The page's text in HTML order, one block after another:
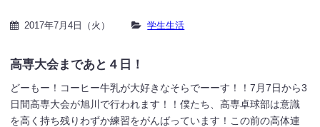
2017年7月4日（火） 学生生活
高専大会まであと４日！
どーもー！コーヒー牛乳が大好きなそらでーーす！！7月7日から3
日間高専大会が旭川で行われます！！僕たち、高専卓球部は意識
を高く持ち残りわずか練習をがんばっています！この前の高体連